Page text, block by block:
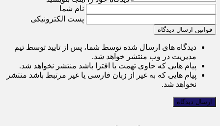
نام شما
پست الکترونیکی
قوانین ارسال دیدگاه
دیدگاه های ارسال شده توسط شما، پس از تایید توسط تیم
مدیریت در وب منتشر خواهد شد.
پیام هایی که حاوی تهمت یا افترا باشد منتشر نخواهد شد.
پیام هایی که به غیر از زبان فارسی یا غیر مرتبط باشد منتشر
نخواهد شد.